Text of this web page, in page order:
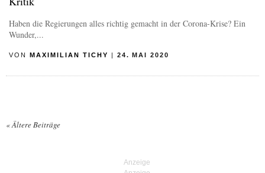
Haben die Regierungen alles richtig gemacht in der Corona-Krise? Ein
Wunder,...
VON MAXIMILIAN TICHY | 24. MAI 2020
«Ältere Beiträge